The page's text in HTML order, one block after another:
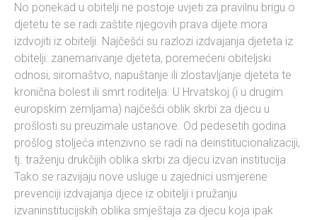
No ponekad u obitelji ne postoje uvjeti za pravilnu brigu o
djetetu te se radi zaštite njegovih prava dijete mora
izdvojiti iz obitelji. Najčešći su razlozi izdvajanja djeteta iz
obitelji: zanemarivanje djeteta, poremećeni obiteljski
odnosi, siromaštvo, napuštanje ili zlostavljanje djeteta te
kronična bolest ili smrt roditelja. U Hrvatskoj (i u drugim
europskim zemljama) najčešći oblik skrbi za djecu u
prošlosti su preuzimale ustanove. Od pedesetih godina
prošlog stoljeća intenzivno se radi na deinstitucionalizaciji,
tj. traženju drukčijih oblika skrbi za djecu izvan institucija.
Tako se razvijaju nove usluge u zajednici usmjerene
prevenciji izdvajanja djece iz obitelji i pružanju
izvaninstitucijskih oblika smještaja za djecu koja ipak